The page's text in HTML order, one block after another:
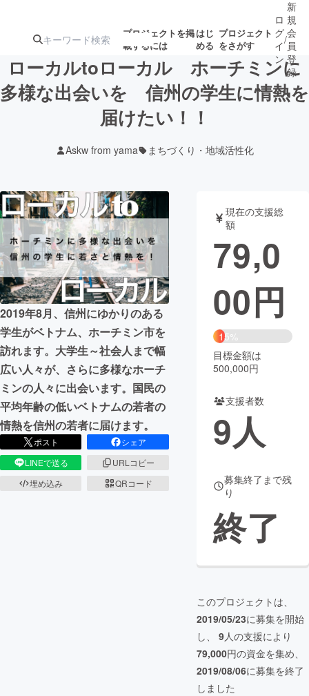
プロジェクトを掲
載するには
はじ
める
プロジェクト
をさがす
注目の新着プロ
ジェクト
募集終了が近いプ
テクノロジー・ガジェット
映像・映画 書籍・雑誌
ビジネス・起業 チャレンジ
まちづくり・地域活性化
CAMPFIRE for Social Good
CAMPFIRE Creation
CAMPFIREふるさと納税
コミュニティ
ロ
グ
イ
ン
/
新
規
会
員
登
録
ローカルtoローカル ホーチミンに
多様な出会いを 信州の学生に情熱を
届けたい！！
Askw from yama まちづくり・地域活性化
2019年8月、信州にゆかりのある
学生がベトナム、ホーチミン市を
訪れます。大学生～社会人まで幅
広い人々が、さらに多様なホーチ
ミンの人々に出会います。国民の
平均年齢の低いベトナムの若者の
情熱を信州の若者に届けます。
ポスト
シェア
LINEで送る
URLコピー
埋め込み
QRコード
現在の支援総
額
79,0
00円
15%
目標金額は
500,000円
支援者数
9人
募集終了まで残
り
終了
このプロジェクトは、
2019/05/23に募集を開始
し、 9人の支援により
79,000円の資金を集め、
2019/08/06に募集を終了
しました